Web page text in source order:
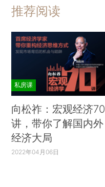
推荐阅读
私房课
向松祚：宏观经济70
讲，带你了解国内外
经济大局
2022年04月06日